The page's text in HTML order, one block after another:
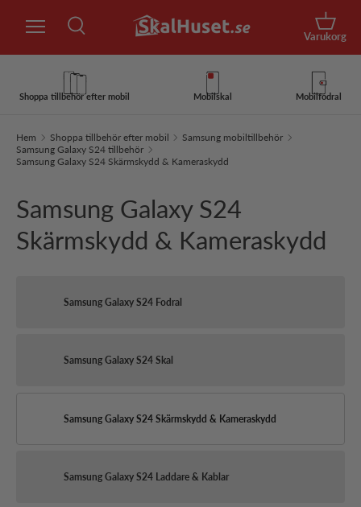
Hoppa till innehåll
Sök
Korg
Varukorg
Shoppa tillbehör efter mobil Mobilskal Mobilfodral
Hem Shoppa tillbehör efter mobil
Samsung mobiltillbehör
Samsung Galaxy S24 tillbehör
Samsung Galaxy S24 Skärmskydd & Kameraskydd
Samsung Galaxy S24
Skärmskydd & Kameraskydd
Samsung Galaxy S24 Fodral
Samsung Galaxy S24 Skal
Samsung Galaxy S24 Skärmskydd & Kameraskydd
Samsung Galaxy S24 Laddare & Kablar